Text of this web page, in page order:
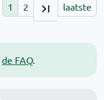
de FAQ.
1 2 laatste